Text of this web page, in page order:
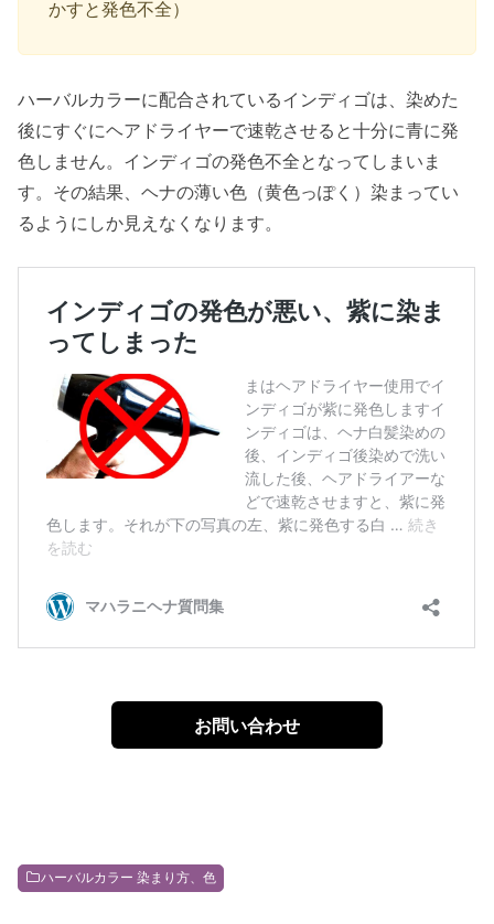
かすと発色不全）
ハーバルカラーに配合されているインディゴは、染めた
後にすぐにヘアドライヤーで速乾させると十分に青に発
色しません。インディゴの発色不全となってしまいま
す。その結果、ヘナの薄い色（黄色っぽく）染まってい
るようにしか見えなくなります。
お問い合わせ
ハーバルカラー 染まり方、色